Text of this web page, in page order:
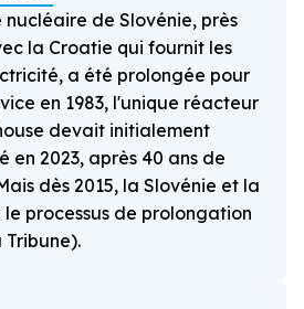
de Slovénie, près
la Croatie qui fournit les
a été prolongée pour
en 1983, l'unique réacteur
devait initialement
en 2023, après 40 ans de
dès 2015, la Slovénie et la
processus de prolongation
Tribune).